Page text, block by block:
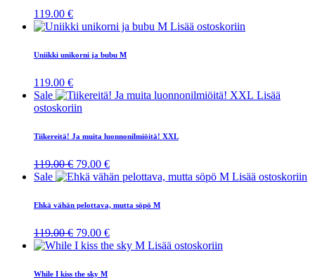
119.00 €
Lisää ostoskoriin
Uniikki unikorni ja bubu M
119.00 €
Sale
Lisää
ostoskoriin
Tiikereitä! Ja muita luonnonilmiöitä! XXL
119.00€ Alkuperäinen
hinta
119.00 €.
79.00 €Nykyinen
hinta
79.00 €.
Sale Lisää ostoskoriin
Ehkä vähän pelottava, mutta söpö M
119.00€ Alkuperäinen
hinta
119.00 €.
79.00 €Nykyinen
hinta
Lisää ostoskoriin
While I kiss the sky M